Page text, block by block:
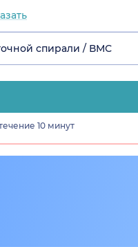
спирали / ВМС
10 минут